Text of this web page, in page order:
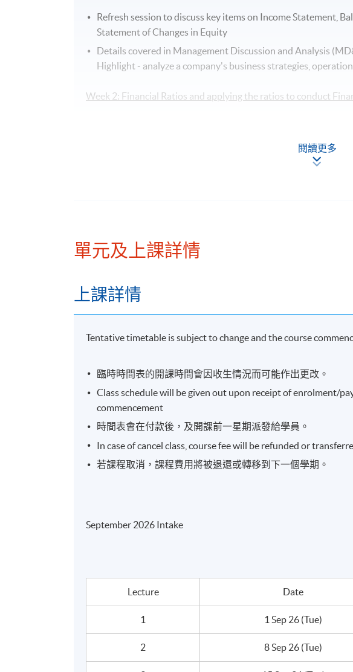
Refresh session to discuss key items on Income Statement,
Statement of Changes in Equity
Details covered in Management Discussion and Analysis
Highlight - analyze a company's business strategies,
Week 2: Financial Ratios and applying the ratios to conduct
Analyze profitability, operation efficiency, financial strength,
IPO valuation - how it works and introduction of
Secondary market valuation - introduce conventional
Jargons used in corporate actions - rights issue, stock
balance sheet impact to impact on your investment value
報名代碼 2445-3206NW
逢周二，7:00pm - 10:00pm
每講3小時
地點
金鐘教學中心
閱讀更多
單元及上課詳情
上課詳情
Tentative timetable is subject to change and the course
臨時時間表的開課時間會因收生情況而可能作出更改。
Class schedule will be given out upon receipt of enrolment/
commencement
時間表會在付款後，及開課前一星期派發給學員。
In case of cancel class, course fee will be refunded or
若課程取消，課程費用將被退還或轉移到下一個學期。
September 2026 Intake
Lecture Date
1 1 Sep 26 (Tue)
2 8 Sep 26 (Tue)